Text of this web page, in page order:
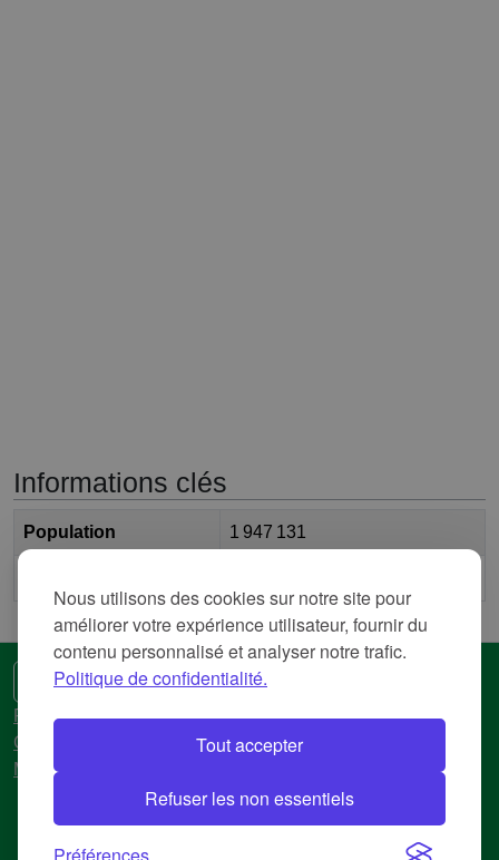
Nous utilisons des cookies sur notre site pour
améliorer votre expérience utilisateur, fournir du
contenu personnalisé et analyser notre trafic.
Politique de confidentialité.
Tout accepter
Refuser les non essentiels
Informations clés
Population 1 947 131
🌍 Une autre langue
Politique de confidentialité
Conditions d'utilisation
Mentions légales
© 2018-2026 AtlasBig.com